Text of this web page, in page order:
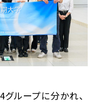
ループに分かれ、